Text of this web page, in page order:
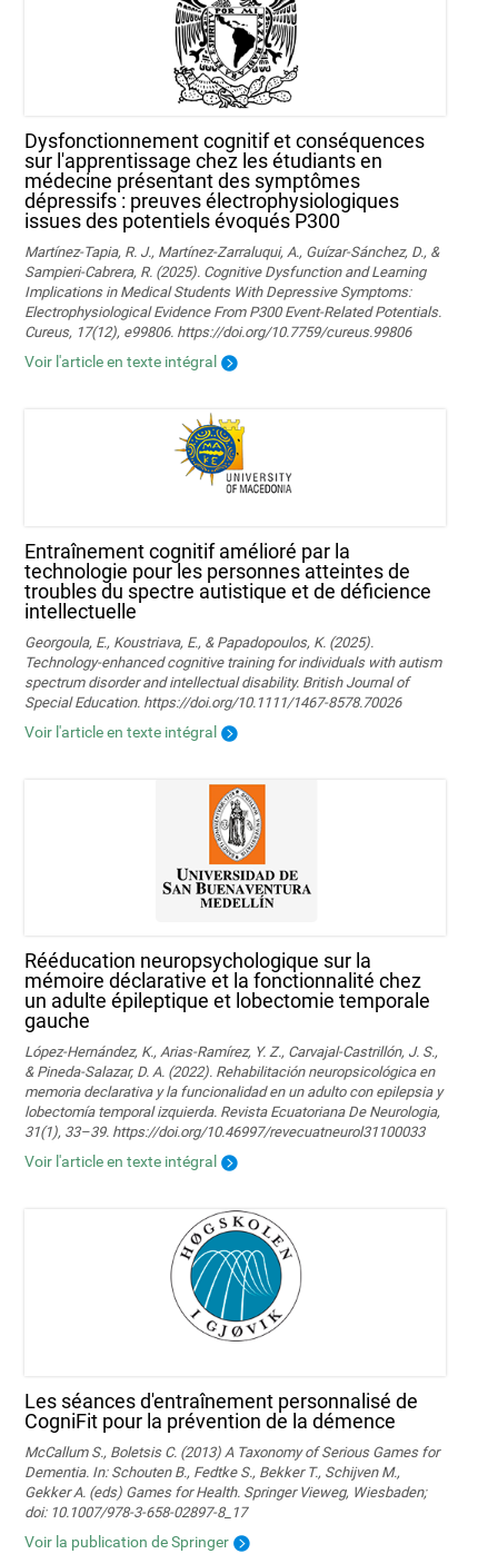
Dysfonctionnement cognitif et conséquences
sur l'apprentissage chez les étudiants en
médecine présentant des symptômes
dépressifs : preuves électrophysiologiques
issues des potentiels évoqués P300
Martínez-Tapia, R. J., Martínez-Zarraluqui, A., Guízar-Sánchez, D., &
Sampieri-Cabrera, R. (2025). Cognitive Dysfunction and Learning
Implications in Medical Students With Depressive Symptoms:
Electrophysiological Evidence From P300 Event-Related Potentials.
Cureus, 17(12), e99806. https://doi.org/10.7759/cureus.99806
Voir l'article en texte intégral
Entraînement cognitif amélioré par la
technologie pour les personnes atteintes de
troubles du spectre autistique et de déficience
intellectuelle
Georgoula, E., Koustriava, E., & Papadopoulos, K. (2025).
Technology‐enhanced cognitive training for individuals with autism
spectrum disorder and intellectual disability. British Journal of
Special Education. https://doi.org/10.1111/1467-8578.70026
Voir l'article en texte intégral
Rééducation neuropsychologique sur la
mémoire déclarative et la fonctionnalité chez
un adulte épileptique et lobectomie temporale
gauche
López-Hernández, K., Arias-Ramírez, Y. Z., Carvajal-Castrillón, J. S.,
& Pineda-Salazar, D. A. (2022). Rehabilitación neuropsicológica en
memoria declarativa y la funcionalidad en un adulto con epilepsia y
lobectomía temporal izquierda. Revista Ecuatoriana De Neurologia,
31(1), 33–39. https://doi.org/10.46997/revecuatneurol31100033
Voir l'article en texte intégral
Les séances d'entraînement personnalisé de
CogniFit pour la prévention de la démence
McCallum S., Boletsis C. (2013) A Taxonomy of Serious Games for
Dementia. In: Schouten B., Fedtke S., Bekker T., Schijven M.,
Gekker A. (eds) Games for Health. Springer Vieweg, Wiesbaden;
doi: 10.1007/978-3-658-02897-8_17
Voir la publication de Springer